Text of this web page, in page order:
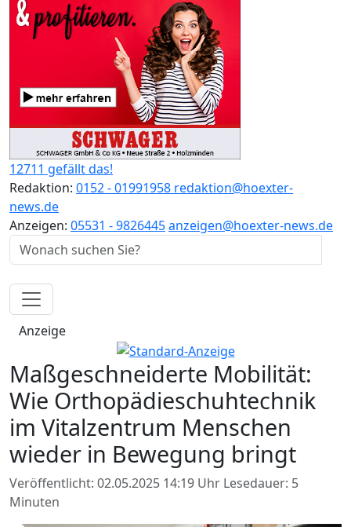
12711 gefällt das!
Redaktion: 0152 - 01991958 redaktion@hoexter-
news.de
Anzeigen: 05531 - 9826445anzeigen@hoexter-news.de
Anzeige
Maßgeschneiderte Mobilität:
Wie Orthopädieschuhtechnik
im Vitalzentrum Menschen
wieder in Bewegung bringt
Veröffentlicht: 02.05.2025 14:19 Uhr Lesedauer: 5
Minuten